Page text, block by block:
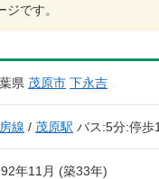
です。
県 茂原市 下永吉
線 / 茂原駅 バス:5分:停歩
年11月 (築33年)